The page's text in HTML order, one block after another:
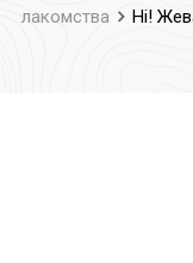
лакомства
Hi!